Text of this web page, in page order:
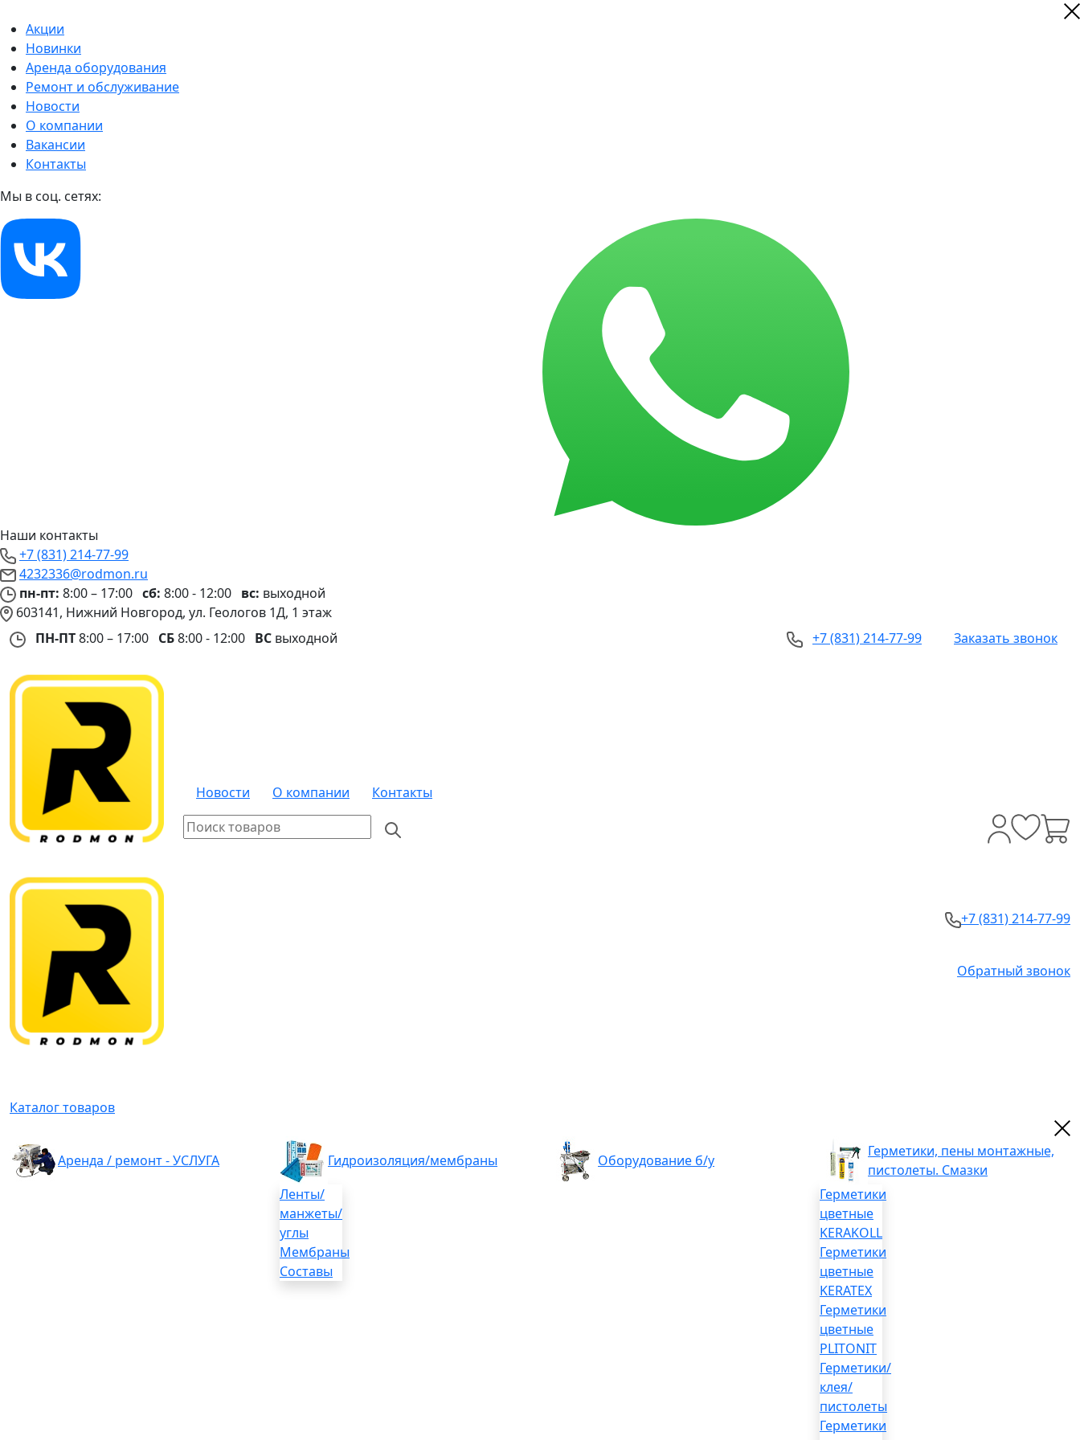
Акции
Новинки
Аренда оборудования
Ремонт и обслуживание
Новости
О компании
Вакансии
Контакты
Мы в соц. сетях:
Наши контакты
+7 (831) 214-77-99
4232336@rodmon.ru
пн-пт: 8:00 – 17:00 сб: 8:00 - 12:00 вс: выходной
603141, Нижний Новгород, ул. Геологов 1Д, 1 этаж
ПН-ПТ8:00 – 17:00 СБ8:00 - 12:00 ВС выходной +7 (831) 214-77-99 Заказать звонок
Новости О компании Контакты
+7 (831) 214-77-99
Обратный звонок
Каталог товаров
Аренда / ремонт - УСЛУГА
Гидроизоляция/мембраны
Ленты/
манжеты/
углы
Мембраны
Составы
Оборудование б/у
Герметики, пены монтажные,
пистолеты. Смазки
Герметики
цветные
KERAKOLL
Герметики
цветные
KERATEX
Герметики
цветные
PLITONIT
Герметики/
клея/
пистолеты
Герметики